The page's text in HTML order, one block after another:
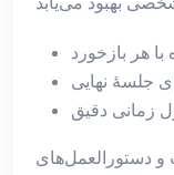
هر بازخورد
جلسهٔ نهایی
زمانی دقیق
دستورالعمل‌های